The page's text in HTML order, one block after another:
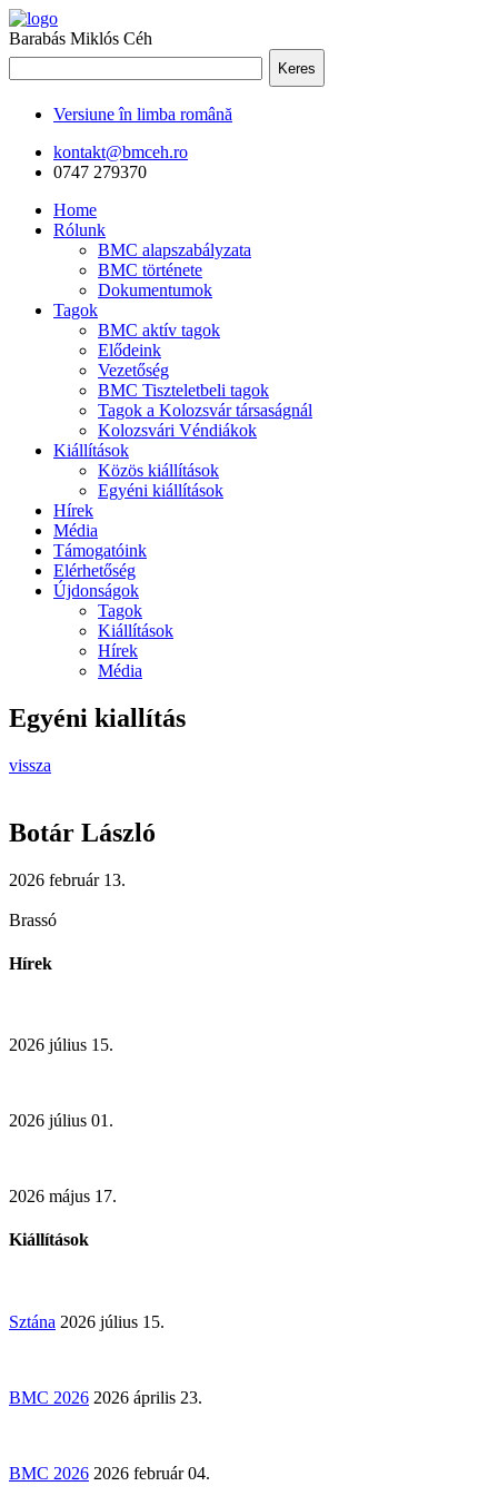
Barabás Miklós Céh
Keres
Versiune în limba română
kontakt@bmceh.ro
0747 279370
Home
Rólunk
BMC alapszabályzata
BMC története
Dokumentumok
Tagok
BMC aktív tagok
Elődeink
Vezetőség
BMC Tiszteletbeli tagok
Tagok a Kolozsvár társaságnál
Kolozsvári Véndiákok
Kiállítások
Közös kiállítások
Egyéni kiállítások
Hírek
Média
Támogatóink
Elérhetőség
Újdonságok
Tagok
Kiállítások
Hírek
Média
Egyéni kiallítás
vissza
Botár László
2026 február 13.
Brassó
Hírek
2026 július 15.
2026 július 01.
2026 május 17.
Kiállítások
Sztána 2026 július 15.
BMC 2026 2026 április 23.
BMC 2026 2026 február 04.